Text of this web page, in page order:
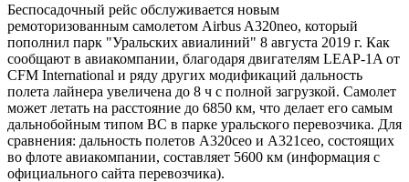
Беспосадочный рейс обслуживается новым
ремоторизованным самолетом Airbus A320neo, который
пополнил парк "Уральских авиалиний" 8 августа 2019 г. Как
сообщают в авиакомпании, благодаря двигателям LEAP-1A от
CFM International и ряду других модификаций дальность
полета лайнера увеличена до 8 ч с полной загрузкой. Самолет
может летать на расстояние до 6850 км, что делает его самым
дальнобойным типом ВС в парке уральского перевозчика. Для
сравнения: дальность полетов A320ceo и A321ceo, состоящих
во флоте авиакомпании, составляет 5600 км (информация с
официального сайта перевозчика).